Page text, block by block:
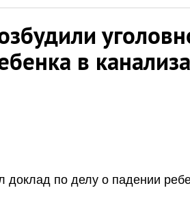
в
доклад по делу о падении